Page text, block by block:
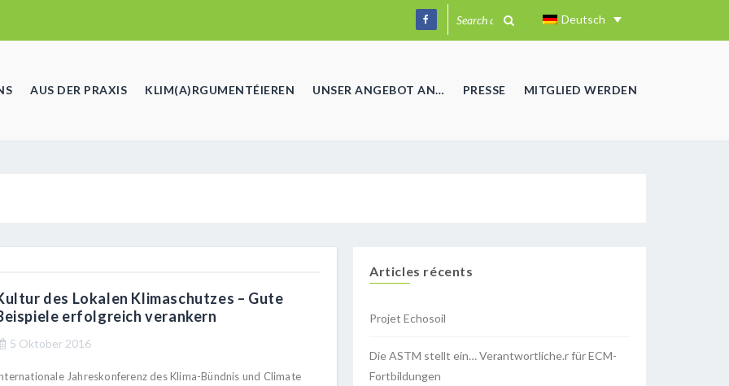
Deutsch
AUS DER PRAXIS KLIM(A)RGUMENTÉIEREN UNSER ANGEBOT AN… PRESSE MITGLIED WERDEN
des Lokalen Klimaschutzes – Gute
erfolgreich verankern
5 Oktober 2016
Jahreskonferenz des Klima-Bündnis und Climate
Articles récents
Projet Echosoil
Die ASTM stellt ein… Verantwortliche.r für ECM-
Fortbildungen